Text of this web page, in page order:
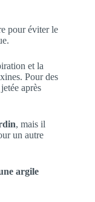
pour éviter le
et la
Pour des
après
, mais il
un autre
argile